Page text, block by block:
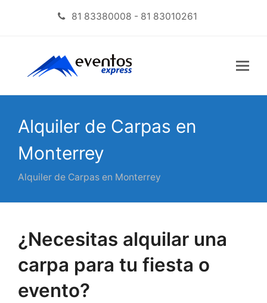
81 83380008 - 81 83010261
Alquiler de Carpas en
Monterrey
Alquiler de Carpas en Monterrey
¿Necesitas alquilar una
carpa para tu fiesta o
evento?